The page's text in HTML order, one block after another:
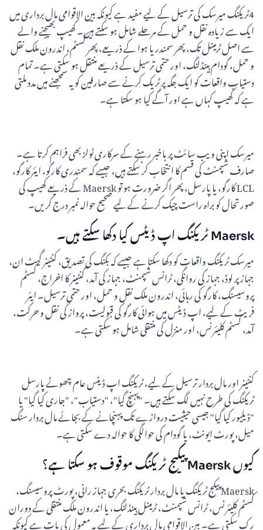
4ٹریکنگ میرسک کی ترسیل کے لیے مفید ہے کیونکہ بین الاقوامی مال برداری میں
ایک سے زیادہ نقل و حمل کے مرحلے شامل ہو سکتے ہیں۔ کھیپ بھیجنے والے
سے اصل ٹرمینل تک، پھر سمندر یا ہوا کے ذریعے، پھر کسٹم، اندرون ملک نقل
و حمل، گودام ہینڈلنگ، اور حتمی ترسیل کے ذریعے منتقل ہو سکتی ہے۔ تمام
دستیاب واقعات کو ایک جگہ پر ٹریک کرنے سے صارفین کو یہ سمجھنے میں مدد ملتی
ہے کہ کھیپ کہاں ہے اور آگے کیا ہو سکتا ہے۔
میرسک اپنی ویب سائٹ پر باخبر رہنے کے سرکاری ٹولز بھی فراہم کرتا ہے۔
صارف شپمنٹ کی قسم کا انتخاب کر سکتے ہیں، جیسے کہ سمندری کارگو، ایئر کارگو،
LCL کارگو، یا پارسل، پھر اگر ضرورت ہو تو Maersk کے ذریعے کھیپ کی
صورتحال کو براہ راست چیک کرنے کے لیے صحیح حوالہ نمبر درج کریں۔
Maersk ٹریکنگ اپ ڈیٹس کیا دکھا سکتے ہیں۔
میرسک ٹریکنگ واقعات کو دکھا سکتا ہے جیسے کہ بکنگ کی تصدیق، کنٹینر گیٹ ان،
جہاز پر لوڈ، جہاز کی روانگی، ٹرانس شپمنٹ، جہاز کی آمد، کنٹینر کا اخراج، کسٹم
پروسیسنگ، کارگو کی رہائی، اندرون ملک نقل و حمل، اور حتمی ترسیل۔ ایئر
فریٹ کے لیے، اپ ڈیٹس میں ہوائی کارگو کی قبولیت، پرواز کی نقل و حرکت،
آمد، کسٹم کلیئرنس، اور منزل کی منتقلی شامل ہو سکتی ہے۔
کنٹینر اور مال بردار ترسیل کے لیے، ٹریکنگ اپ ڈیٹس عام چھوٹے پارسل
ٹریکنگ کی طرح نہیں لگ سکتے ہیں۔ "پہنچ گیا"، "دستیاب"، "جاری کیا گیا" یا
"ڈیلیور کیا گیا" جیسی حیثیت دروازے تک پہنچانے کے بجائے مال بردار سنگ
میل، پورٹ ایونٹ، یا گودام کی حوالگی کا حوالہ دے سکتی ہے۔
کیوں Maersk پیکیج ٹریکنگ موقوف ہو سکتا ہے؟
Maersk پیکج ٹریکنگ یا مال بردار ٹریکنگ بحری جہاز رانی، پورٹ پروسیسنگ،
کسٹم کلیئرنس، ٹرانس شپمنٹ، ٹرمینل ہینڈلنگ، یا اندرون ملک منتقلی کے دوران
رک سکتی ہے۔ بین الاقوامی مال برداری کے لیے یہ معمول کی بات ہے کیونکہ